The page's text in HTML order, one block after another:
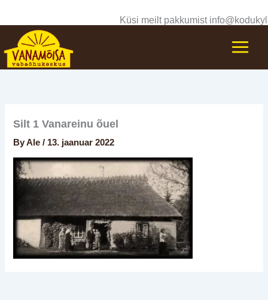
content
Küsi meilt pakkumist
Silt 1 Vanareinu õuel
ByAle/ 13. jaanuar 2022